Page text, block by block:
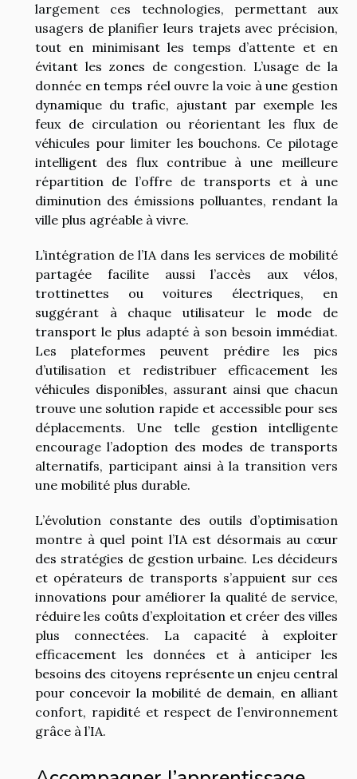
largement ces technologies, permettant aux
usagers de planifier leurs trajets avec précision,
tout en minimisant les temps d’attente et en
évitant les zones de congestion. L’usage de la
donnée en temps réel ouvre la voie à une gestion
dynamique du trafic, ajustant par exemple les
feux de circulation ou réorientant les flux de
véhicules pour limiter les bouchons. Ce pilotage
intelligent des flux contribue à une meilleure
répartition de l’offre de transports et à une
diminution des émissions polluantes, rendant la
ville plus agréable à vivre.
L’intégration de l’IA dans les services de mobilité
partagée facilite aussi l’accès aux vélos,
trottinettes ou voitures électriques, en
suggérant à chaque utilisateur le mode de
transport le plus adapté à son besoin immédiat.
Les plateformes peuvent prédire les pics
d’utilisation et redistribuer efficacement les
véhicules disponibles, assurant ainsi que chacun
trouve une solution rapide et accessible pour ses
déplacements. Une telle gestion intelligente
encourage l’adoption des modes de transports
alternatifs, participant ainsi à la transition vers
une mobilité plus durable.
L’évolution constante des outils d’optimisation
montre à quel point l’IA est désormais au cœur
des stratégies de gestion urbaine. Les décideurs
et opérateurs de transports s’appuient sur ces
innovations pour améliorer la qualité de service,
réduire les coûts d’exploitation et créer des villes
plus connectées. La capacité à exploiter
efficacement les données et à anticiper les
besoins des citoyens représente un enjeu central
pour concevoir la mobilité de demain, en alliant
confort, rapidité et respect de l’environnement
grâce à l’IA.